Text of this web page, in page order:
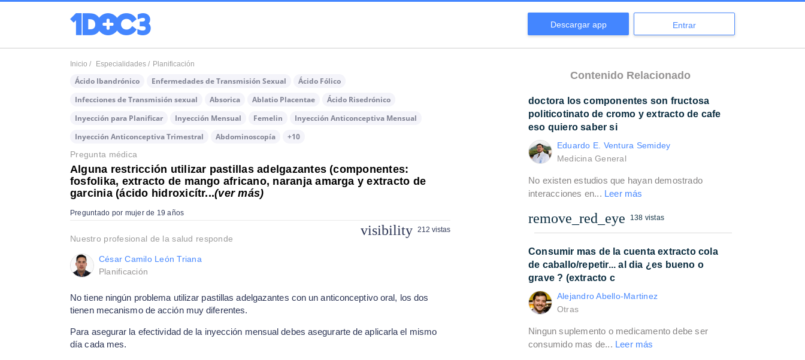
Descargar app Entrar
Inicio / Especialidades / Planificación
Ácido Ibandrónico Enfermedades de Transmisión Sexual
Ácido Fólico
Infecciones de Transmisión sexual
Absorica Ablatio Placentae
Ácido Risedrónico
Inyección para Planificar
Inyección Mensual Femelin
Inyección Anticonceptiva Mensual
Inyección Anticonceptiva Trimestral
Abdominoscopía +10
Pregunta médica
Alguna restricción utilizar pastillas adelgazantes (componentes:
fosfolika, extracto de mango africano, naranja amarga y extracto de
garcinia (ácido hidroxicítr...(ver más)
Preguntado por mujer de 19 años
visibility 212 vistas
Nuestro profesional de la salud responde
César Camilo León Triana
Planificación
No tiene ningún problema utilizar pastillas adelgazantes con un anticonceptivo oral, los dos
tienen mecanismo de acción muy diferentes.
Para asegurar la efectividad de la inyección mensual debes asegurarte de aplicarla el mismo
día cada mes.
Contenido Relacionado
doctora los componentes son fructosa
politicotinato de cromo y extracto de cafe
eso quiero saber si
Eduardo E. Ventura Semidey
Medicina General
No existen estudios que hayan demostrado
interacciones en... Leer más
remove_red_eye 138 vistas
Consumir mas de la cuenta extracto cola
de caballo/repetir... al dia ¿es bueno o
grave ? (extracto c
Alejandro Abello-Martinez
Otras
Ningun suplemento o medicamento debe ser
consumido mas de... Leer más